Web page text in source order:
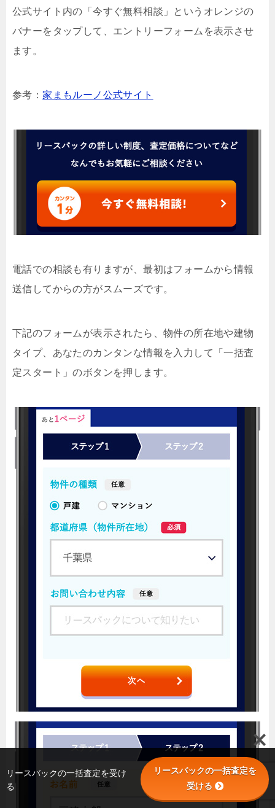
公式サイト内の「今すぐ無料相談」というオレンジの
バナーをタップして、エントリーフォームを表示させ
ます。
参考：家まもルーノ公式サイト
電話での相談も有りますが、最初はフォームから情報
送信してからの方がスムーズです。
下記のフォームが表示されたら、物件の所在地や建物
タイプ、あなたのカンタンな情報を入力して「一括査
定スタート」のボタンを押します。
リースバックの一括査定を受け
る
リースバックの一括査定を
受ける